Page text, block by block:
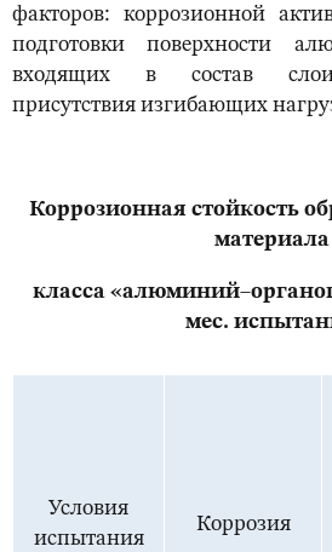
факторов: коррозионной
подготовки поверхности
входящих в состав
присутствия изгибающих
Коррозионная стойкость
материала
класса
мес.
Условия
испытания
Коррозия